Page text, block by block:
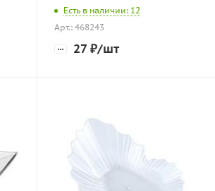
Есть в наличии: 12
Арт.: 468243
27₽/шт